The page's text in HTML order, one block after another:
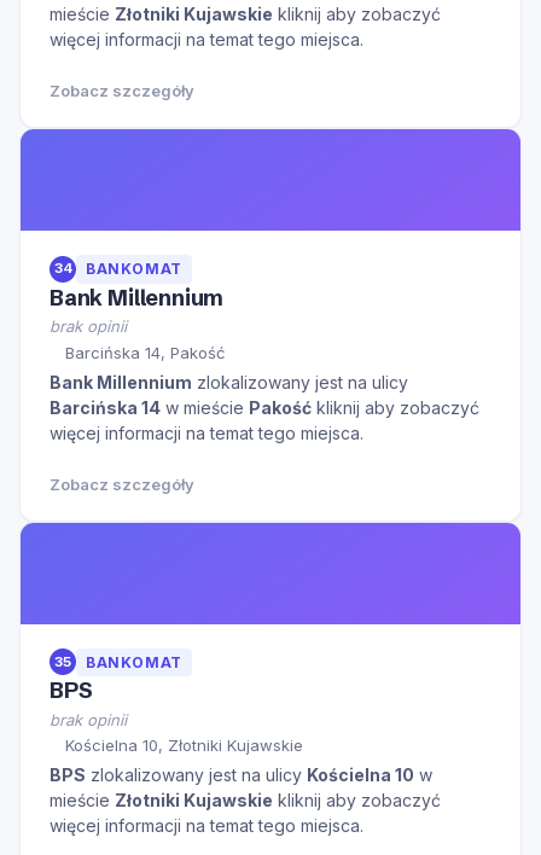
mieście Złotniki Kujawskie kliknij aby zobaczyć
więcej informacji na temat tego miejsca.
Zobacz szczegóły
34 BANKOMAT
Bank Millennium
brak opinii
Barcińska 14, Pakość
Bank Millennium zlokalizowany jest na ulicy
Barcińska 14 w mieście Pakość kliknij aby zobaczyć
więcej informacji na temat tego miejsca.
Zobacz szczegóły
35 BANKOMAT
BPS
brak opinii
Kościelna 10, Złotniki Kujawskie
BPS zlokalizowany jest na ulicy Kościelna 10 w
mieście Złotniki Kujawskie kliknij aby zobaczyć
więcej informacji na temat tego miejsca.